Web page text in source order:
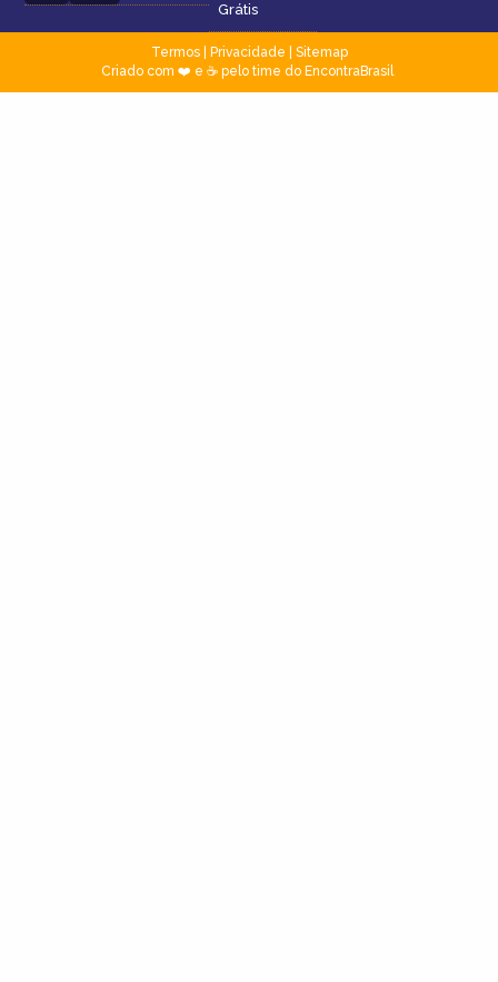
Grátis
Termos| Privacidade
Sitemap
Criado com ❤️ e ☕ pelo time do EncontraBrasil